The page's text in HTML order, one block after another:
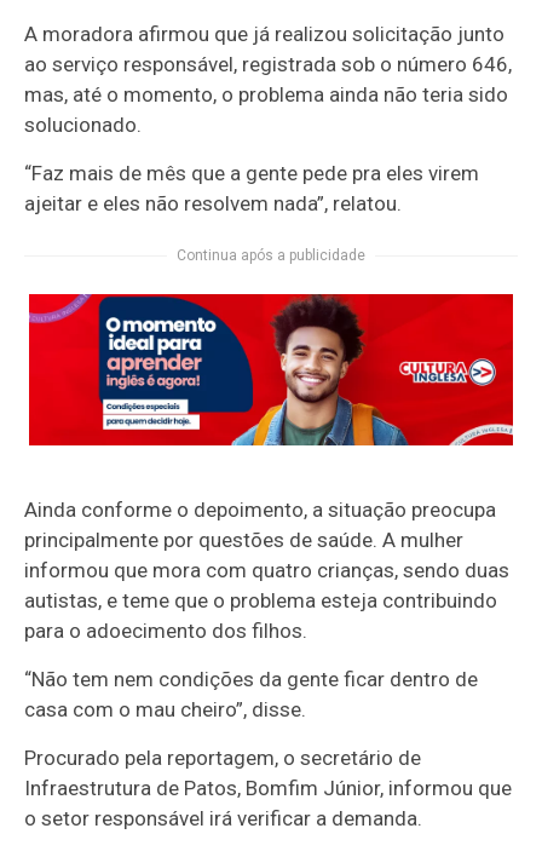
A moradora afirmou que já realizou solicitação junto
ao serviço responsável, registrada sob o número 646,
mas, até o momento, o problema ainda não teria sido
solucionado.
“Faz mais de mês que a gente pede pra eles virem
ajeitar e eles não resolvem nada”, relatou.
Continua após a publicidade
Ainda conforme o depoimento, a situação preocupa
principalmente por questões de saúde. A mulher
informou que mora com quatro crianças, sendo duas
autistas, e teme que o problema esteja contribuindo
para o adoecimento dos filhos.
“Não tem nem condições da gente ficar dentro de
casa com o mau cheiro”, disse.
Procurado pela reportagem, o secretário de
Infraestrutura de Patos, Bomfim Júnior, informou que
o setor responsável irá verificar a demanda.